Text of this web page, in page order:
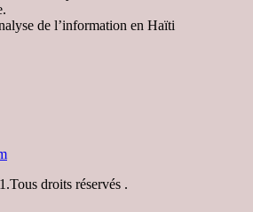
de l’information en Haïti
droits réservés .